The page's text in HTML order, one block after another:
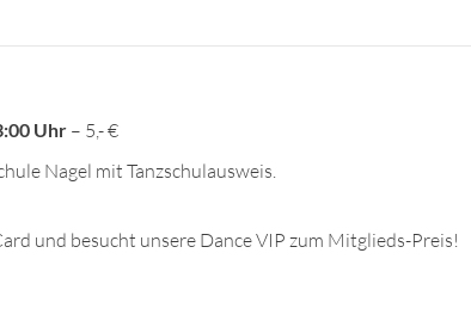
Uhr – 5,- €
Nagel mit Tanzschulausweis.
und besucht unsere Dance VIP zum Mitglieds-Preis!